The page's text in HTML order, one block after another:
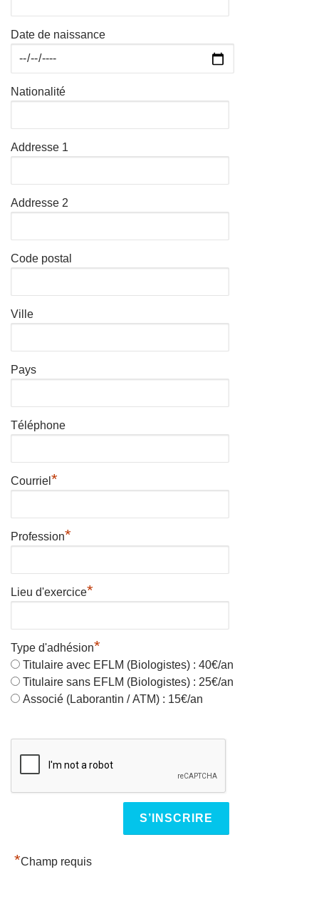
Date de naissance
Nationalité
Addresse 1
Addresse 2
Code postal
Ville
Pays
Téléphone
Courriel *
Profession*
Lieu d'exercice*
Type d'adhésion*
Titulaire avec EFLM (Biologistes) : 40€/an
Titulaire sans EFLM (Biologistes) : 25€/an
Associé (Laborantin / ATM) : 15€/an
*Champ requis